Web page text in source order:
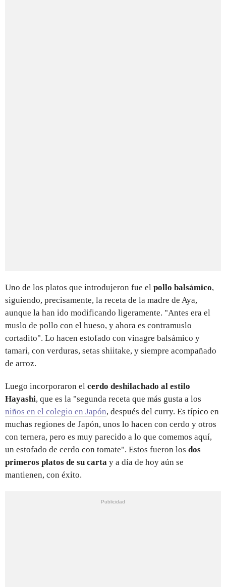
Uno de los platos que introdujeron fue el pollo balsámico,
siguiendo, precisamente, la receta de la madre de Aya,
aunque la han ido modificando ligeramente. "Antes era el
muslo de pollo con el hueso, y ahora es contramuslo
cortadito". Lo hacen estofado con vinagre balsámico y
tamari, con verduras, setas shiitake, y siempre acompañado
de arroz.
Luego incorporaron el cerdo deshilachado al estilo
Hayashi, que es la "segunda receta que más gusta a los
niños en el colegio en Japón, después del curry. Es típico en
muchas regiones de Japón, unos lo hacen con cerdo y otros
con ternera, pero es muy parecido a lo que comemos aquí,
un estofado de cerdo con tomate". Estos fueron los dos
primeros platos de su carta y a día de hoy aún se
mantienen, con éxito.